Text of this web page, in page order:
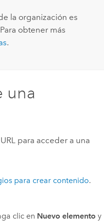
la organización es
obtener más
.
una
para acceder a una
para crear contenido.
clic en Nuevo elemento y